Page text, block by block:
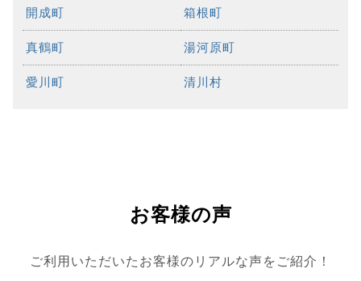
開成町 箱根町
真鶴町 湯河原町
愛川町 清川村
お客様の声
ご利用いただいたお客様のリアルな声をご紹介！